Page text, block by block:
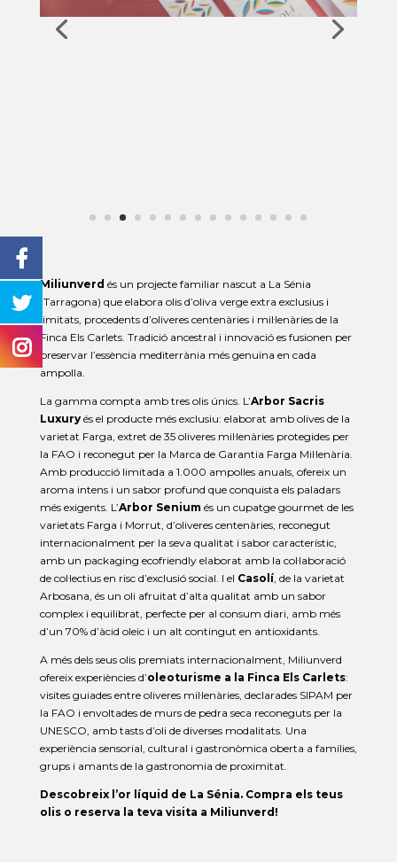
Miliunverd és un projecte familiar nascut a La Sénia
(Tarragona) que elabora olis d’oliva verge extra exclusius i
limitats, procedents d’oliveres centenàries i mil·lenàries de la
Finca Els Carlets. Tradició ancestral i innovació es fusionen per
preservar l’essència mediterrània més genuïna en cada
ampolla.
La gamma compta amb tres olis únics. L’Arbor Sacris
Luxuryés el producte més exclusiu: elaborat amb olives de la
varietat Farga, extret de 35 oliveres mil·lenàries protegides per
la FAO i reconegut per la Marca de Garantia Farga Mil·lenària.
Amb producció limitada a 1.000 ampolles anuals, ofereix un
aroma intens i un sabor profund que conquista els paladars
més exigents. L’Arbor Seniumés un cupatge gourmet de les
varietats Farga i Morrut, d’oliveres centenàries, reconegut
internacionalment per la seva qualitat i sabor característic,
amb un packaging ecofriendly elaborat amb la col·laboració
de col·lectius en risc d’exclusió social. I el Casolí, de la varietat
Arbosana, és un oli afruitat d’alta qualitat amb un sabor
complex i equilibrat, perfecte per al consum diari, amb més
d’un 70% d’àcid oleic i un alt contingut en antioxidants.
A més dels seus olis premiats internacionalment, Miliunverd
ofereix experiències d’oleoturisme a la Finca Els Carlets:
visites guiades entre oliveres mil·lenàries, declarades SIPAM per
la FAO i envoltades de murs de pedra seca reconeguts per la
UNESCO, amb tasts d’oli de diverses modalitats. Una
experiència sensorial, cultural i gastronòmica oberta a famílies,
grups i amants de la gastronomia de proximitat.
Descobreix l’or líquid de La Sénia. Compra els teus
olis o reserva la teva visita a Miliunverd!